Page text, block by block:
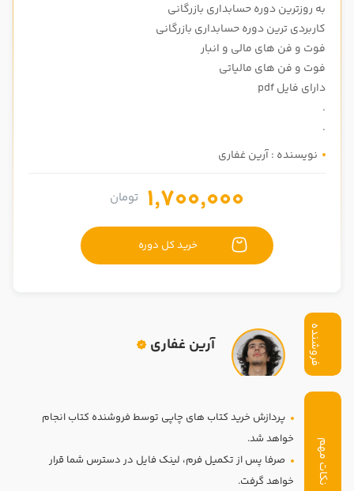
به روزترین دوره حسابداری بازرگانی
کاربردی ترین دوره حسابداری بازرگانی
فوت و فن های مالی و انبار
فوت و فن های مالیاتی
دارای فایل pdf
.
.
نویسنده : آرین غفاری
خرید کل دوره
1,700,000 تومان
فروشنده آرین غفاری
نکات مهم
پردازش خرید کتاب های چاپی توسط فروشنده کتاب انجام
خواهد شد.
صرفا پس از تکمیل فرم، لینک فایل در دسترس شما قرار
خواهد گرفت.
در صورتی که سابقه دارید ، چه مهارت هایی در حسابداری دارید؟
استخدام و شروع کار حسابداری
هدف بلند مدت شما از آموزش چیست ؟
ثبت شرکت حسابداری
تدریس